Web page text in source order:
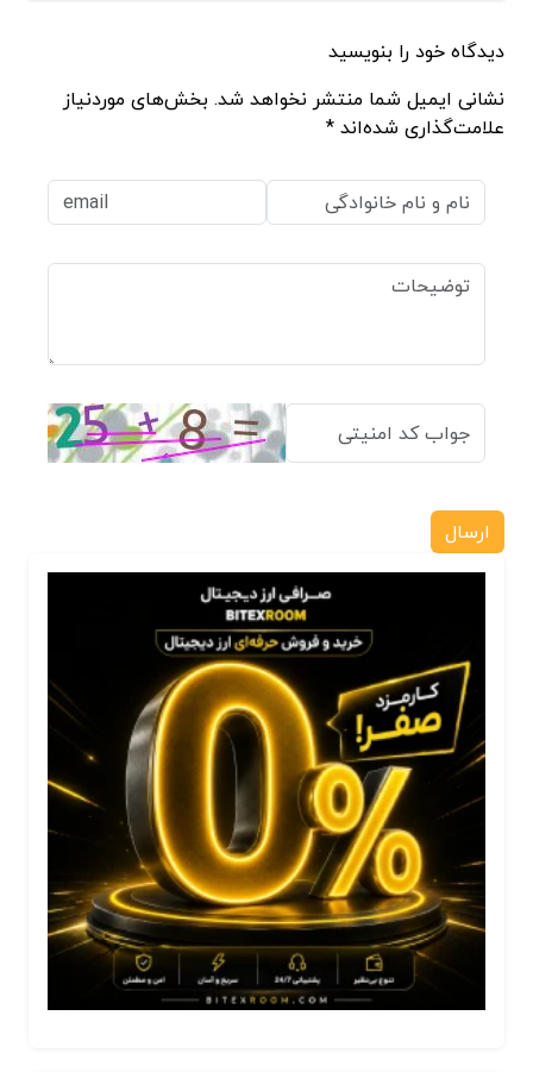
دیدگاه خود را بنویسید
نشانی ایمیل شما منتشر نخواهد شد. بخش‌های موردنیاز
علامت‌گذاری شده‌اند *
ارسال